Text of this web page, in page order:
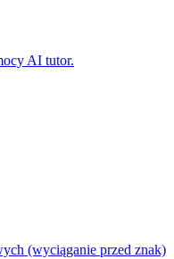
AI tutor.
(wyciąganie przed znak)